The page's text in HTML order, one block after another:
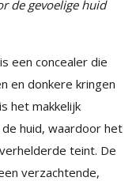
de gevoelige huid
een concealer die
en donkere kringen
het makkelijk
huid, waardoor het
teint. De
verzachtende,